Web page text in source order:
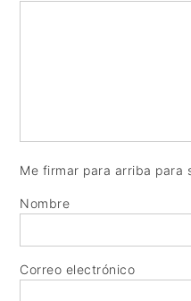
Me firmar para arriba para
Nombre
Correo electrónico